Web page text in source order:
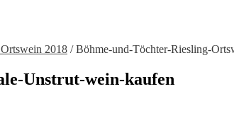
2018 /Böhme-und-Töchter-Riesling-
Unstrut-wein-kaufen